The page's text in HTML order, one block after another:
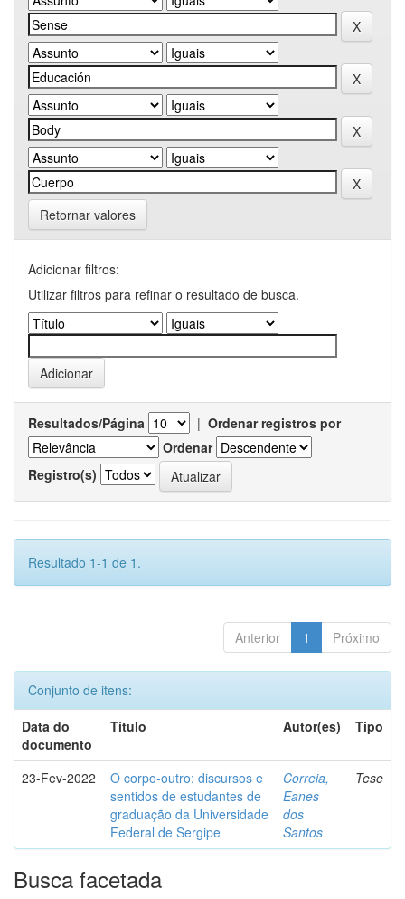
Retornar valores
Adicionar filtros:
Utilizar filtros para refinar o resultado de busca.
Resultados/Página | Ordenar registros por
Ordenar
Registro(s)
Resultado 1-1 de 1.
Anterior 1 Próximo
Conjunto de itens:
Data do
documento
Título Autor(es) Tipo
23-Fev-2022
O corpo-outro: discursos e
sentidos de estudantes de
graduação da Universidade
Federal de Sergipe
Correia,
Eanes
dos
Santos
Tese
Busca facetada